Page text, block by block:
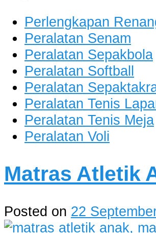
Perlengkapan
Peralatan Senam
Peralatan Sepakbola
Peralatan Softball
Peralatan
Peralatan Tenis
Peralatan Tenis Meja
Peralatan Voli
Matras Atletik
Posted on 22